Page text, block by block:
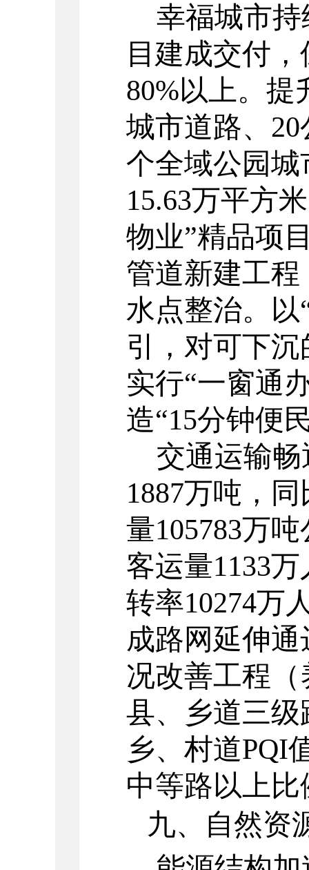
幸福城市持
目建成交付
80%以上。提
城市道路、 20
个全域公园
15.63万平方
物业”精品项
管道新建工
水点整治。 以
引，对可下沉
实行“一窗通
造“15分钟便
交通运输畅
1887万吨，同
量105783万吨
客运量1133万
转率10274万
成路网延伸通
况改善工程
县、乡道三
乡、村道PQI
中等路以上比
九、自然资